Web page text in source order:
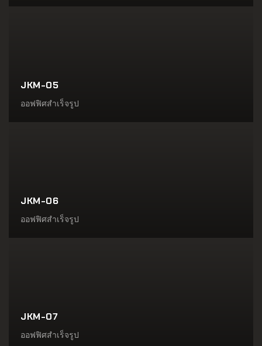
JKM-05
ออฟฟิศสำเร็จรูป
JKM-06
ออฟฟิศสำเร็จรูป
JKM-07
ออฟฟิศสำเร็จรูป